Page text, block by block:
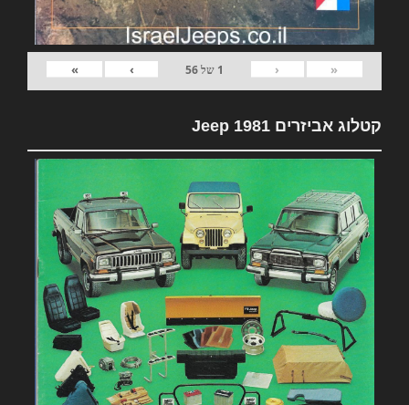
«
‹
1 של56
›
»
קטלוג אביזרים 1981 Jeep